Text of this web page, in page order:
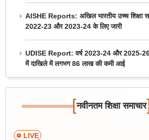
AISHE Reports: अखिल भारतीय उच्च शिक्षा
2022-23 और 2023-24 के लिए जारी
UDISE Report: वर्ष 2023-24 और 2025-26
में दाखिले में लगभग 86 लाख की कमी आई
[नवीनतम शिक्षा समाचार
LIVE